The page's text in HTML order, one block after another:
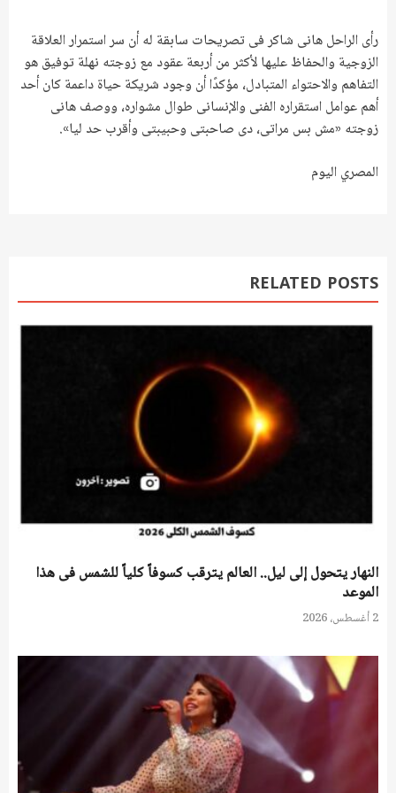
رأى الراحل هانى شاكر فى تصريحات سابقة له أن سر استمرار العلاقة
الزوجية والحفاظ عليها لأكثر من أربعة عقود مع زوجته نهلة توفيق هو
التفاهم والاحتواء المتبادل، مؤكدًا أن وجود شريكة حياة داعمة كان أحد
أهم عوامل استقراره الفنى والإنسانى طوال مشواره، ووصف هانى
زوجته «مش بس مراتى، دى صاحبتى وحبيبتى وأقرب حد ليا».
المصري اليوم
RELATED POSTS
النهار يتحول إلى ليل.. العالم يترقب كسوفاً كلياً للشمس فى هذا
الموعد
2 أغسطس، 2026